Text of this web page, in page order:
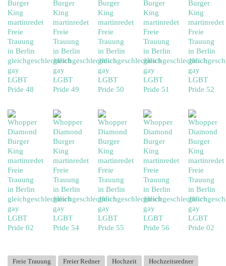
Freie Trauung Freier Redner Hochzeit
Hochzeitsredner